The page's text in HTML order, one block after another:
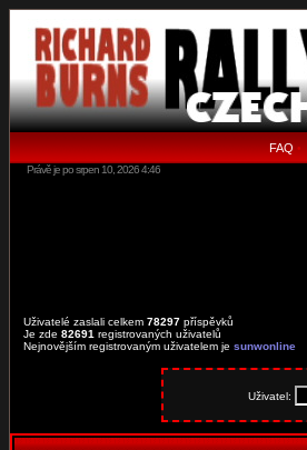
FAQ •
Právě je po srpen 10, 2026 4:46
Uživatelé zaslali celkem 78297 příspěvků
Je zde 82691 registrovaných uživatelů
Nejnovějším registrovaným uživatelem je sunwonline
Uživatel: